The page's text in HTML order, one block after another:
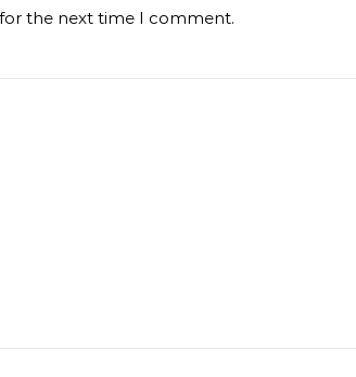
the next time I comment.